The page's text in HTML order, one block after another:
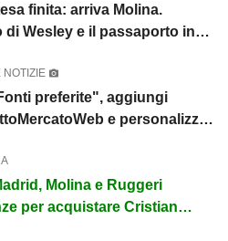
finita: arriva Molina.
di Wesley e il passaporto in
NOTIZIE
preferite", aggiungi
e personalizza
Molina e Ruggeri
per acquistare Cristian